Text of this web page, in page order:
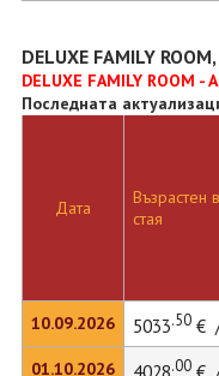
DELUXE FAMILY
DELUXE FAMILY ROOM -
Последната
Дата
10.09.2026
01.10.2026
Възрастен
стая
5033.50€ /
.00